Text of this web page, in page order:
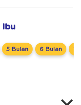
Ibu
5 Bulan 6 Bulan